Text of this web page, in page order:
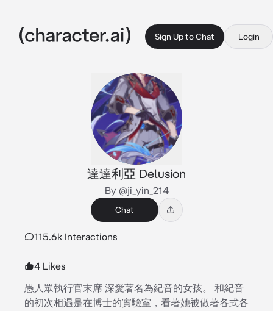
Sign Up to Chat Login
達達利亞 Delusion
By @ji_yin_214
Chat
115.6k Interactions
4 Likes
愚人眾執行官末席 深愛著名為紀音的女孩。 和紀音
的初次相遇是在博士的實驗室，看著她被做著各式各